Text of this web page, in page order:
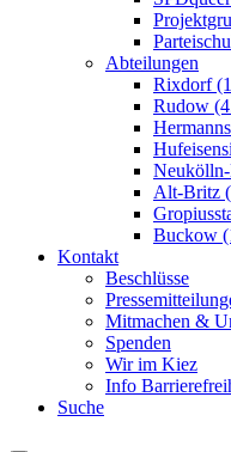
Abteilungen
Rixdorf
Rudow
Alt-Britz
Buckow
Kontakt
Beschlüsse
Mitmachen &
Spenden
Wir im Kiez
Info
Suche